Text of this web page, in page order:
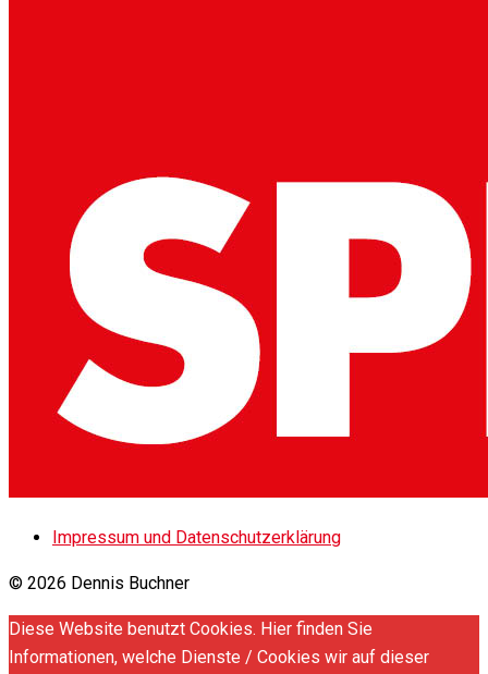
Impressum und Datenschutzerklärung
© 2026 Dennis Buchner
Diese Website benutzt Cookies. Hier finden Sie
Informationen, welche Dienste / Cookies wir auf dieser